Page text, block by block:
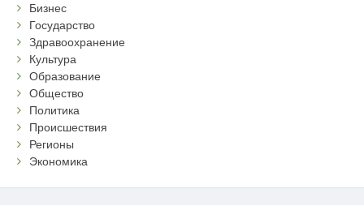
Бизнес
Государство
Здравоохранение
Культура
Образование
Общество
Политика
Происшествия
Регионы
Экономика